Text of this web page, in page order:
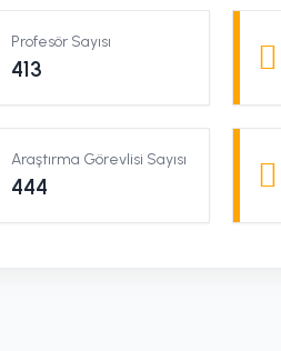
Profesör Sayısı
413
Araştırma Görevlisi Sayısı
444